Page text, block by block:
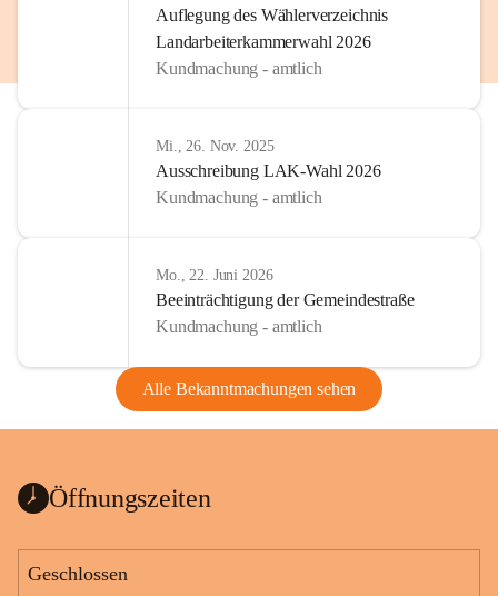
Auflegung des Wählerverzeichnis
Landarbeiterkammerwahl 2026
Kundmachung - amtlich
Mi., 26. Nov. 2025
Ausschreibung LAK-Wahl 2026
Kundmachung - amtlich
Mo., 22. Juni 2026
Beeinträchtigung der Gemeindestraße
Kundmachung - amtlich
Alle Bekanntmachungen sehen
Öffnungszeiten
Geschlossen